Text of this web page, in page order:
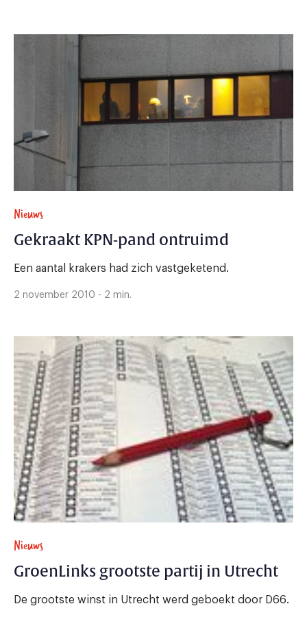
Nieuws
Gekraakt KPN-pand ontruimd
Een aantal krakers had zich vastgeketend.
2 november 2010 - 2 min.
Nieuws
GroenLinks grootste partij in Utrecht
De grootste winst in Utrecht werd geboekt door D66.